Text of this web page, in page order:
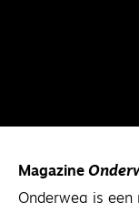
Magazine
Onderweg is